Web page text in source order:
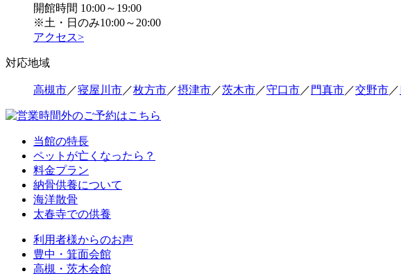
開館時間 10:00～19:00
※土・日のみ10:00～20:00
アクセス>
対応地域
高槻市／寝屋川市／枚方市／摂津市／茨木市／守口市／ 門真市／交野市／
当館の特長
ペットが亡くなったら？
料金プラン
納骨供養について
海洋散骨
太春寺での供養
利用者様からのお声
豊中・箕面会館
高槻・茨木会館